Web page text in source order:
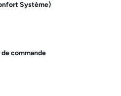
Système)
commande